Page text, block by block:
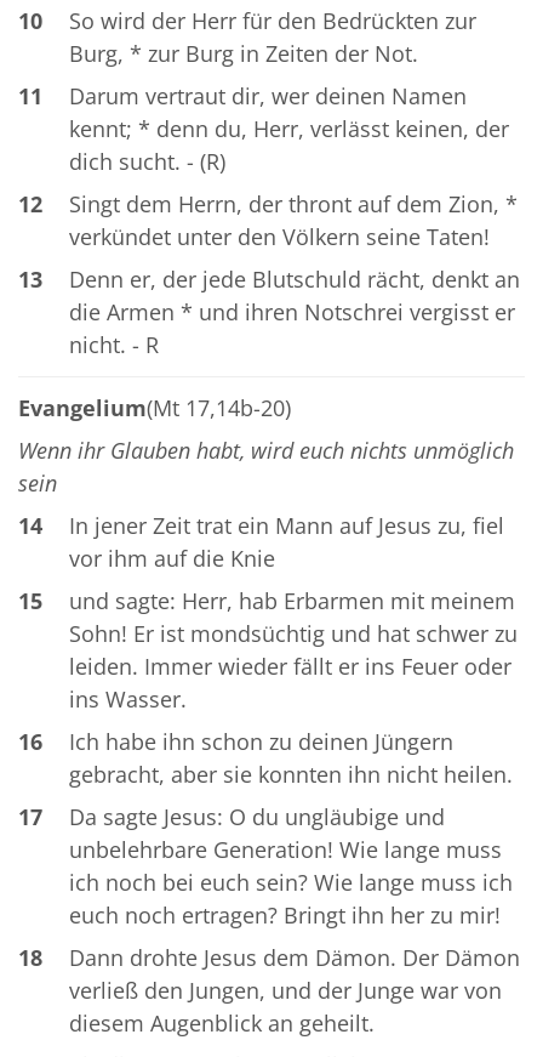
10
So wird der Herr für den Bedrückten zur
Burg, * zur Burg in Zeiten der Not.
11
Darum vertraut dir, wer deinen Namen
kennt; * denn du, Herr, verlässt keinen, der
dich sucht. - (R)
12
Singt dem Herrn, der thront auf dem Zion, *
verkündet unter den Völkern seine Taten!
13
Denn er, der jede Blutschuld rächt, denkt an
die Armen * und ihren Notschrei vergisst er
nicht. - R
Evangelium(Mt 17,14b-20)
Wenn ihr Glauben habt, wird euch nichts unmöglich
sein
14
In jener Zeit trat ein Mann auf Jesus zu, fiel
vor ihm auf die Knie
15
und sagte: Herr, hab Erbarmen mit meinem
Sohn! Er ist mondsüchtig und hat schwer zu
leiden. Immer wieder fällt er ins Feuer oder
ins Wasser.
16
Ich habe ihn schon zu deinen Jüngern
gebracht, aber sie konnten ihn nicht heilen.
17
Da sagte Jesus: O du ungläubige und
unbelehrbare Generation! Wie lange muss
ich noch bei euch sein? Wie lange muss ich
euch noch ertragen? Bringt ihn her zu mir!
18
Dann drohte Jesus dem Dämon. Der Dämon
verließ den Jungen, und der Junge war von
diesem Augenblick an geheilt.